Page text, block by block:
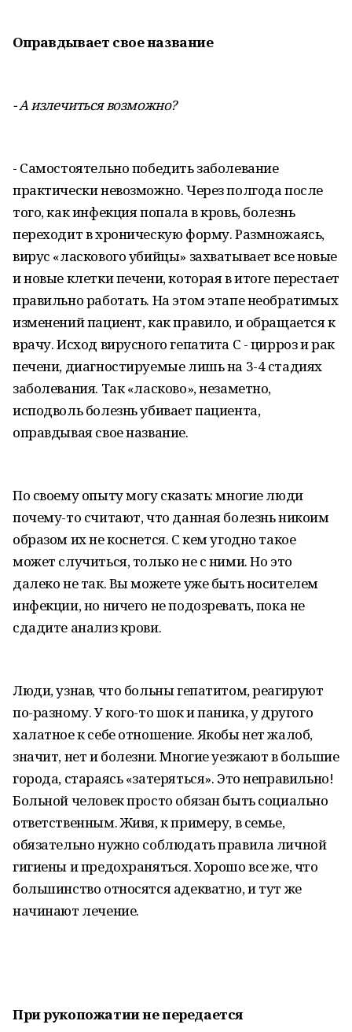
Оправдывает свое название
- А излечиться возможно?
- Самостоятельно победить заболевание
практически невозможно. Через полгода после
того, как инфекция попала в кровь, болезнь
переходит в хроническую форму. Размножаясь,
вирус «ласкового убийцы» захватывает все новые
и новые клетки печени, которая в итоге перестает
правильно работать. На этом этапе необратимых
изменений пациент, как правило, и обращается к
врачу. Исход вирусного гепатита С - цирроз и рак
печени, диагностируемые лишь на 3-4 стадиях
заболевания. Так «ласково», незаметно,
исподволь болезнь убивает пациента,
оправдывая свое название.
По своему опыту могу сказать: многие люди
почему-то считают, что данная болезнь никоим
образом их не коснется. С кем угодно такое
может случиться, только не с ними. Но это
далеко не так. Вы можете уже быть носителем
инфекции, но ничего не подозревать, пока не
сдадите анализ крови.
Люди, узнав, что больны гепатитом, реагируют
по-разному. У кого-то шок и паника, у другого
халатное к себе отношение. Якобы нет жалоб,
значит, нет и болезни. Многие уезжают в большие
города, стараясь «затеряться». Это неправильно!
Больной человек просто обязан быть социально
ответственным. Живя, к примеру, в семье,
обязательно нужно соблюдать правила личной
гигиены и предохраняться. Хорошо все же, что
большинство относятся адекватно, и тут же
начинают лечение.
При рукопожатии не передается